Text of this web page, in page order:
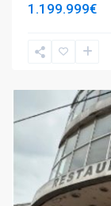
1.199.999€